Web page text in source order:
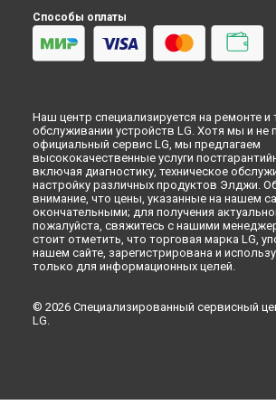
Способы оплаты
Наш центр специализируется на ремонте и
обслуживании устройств LG. Хотя мы и не
официальный сервис LG, мы предлагаем
высококачественные услуги
включая диагностику, техническое
настройку различных продуктов Элджи.
внимание, что цены, указанные на нашем
окончательными; для получения
пожалуйста, свяжитесь с нашими
стоит отметить, что торговая марка LG,
нашем сайте, зарегистрирована и
только для информационных целей.
© 2026 Специализированный сервисный
LG.